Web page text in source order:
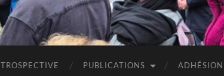
PUBLICATIONS ADHÉSION